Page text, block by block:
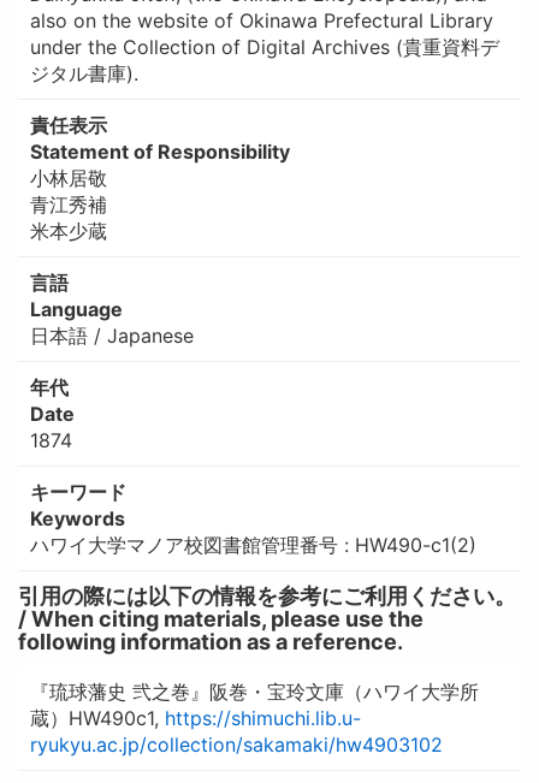
also on the website of Okinawa Prefectural Library
under the Collection of Digital Archives (貴重資料デ
ジタル書庫).
責任表示
Statement of Responsibility
小林居敬
青江秀補
米本少蔵
言語
Language
日本語 / Japanese
年代
Date
1874
キーワード
Keywords
ハワイ大学マノア校図書館管理番号 : HW490-c1(2)
引用の際には以下の情報を参考にご利用ください。
/ When citing materials, please use the
following information as a reference.
『琉球藩史 弐之巻』阪巻・宝玲文庫（ハワイ大学所
蔵）HW490c1, https://shimuchi.lib.u-
ryukyu.ac.jp/collection/sakamaki/hw4903102